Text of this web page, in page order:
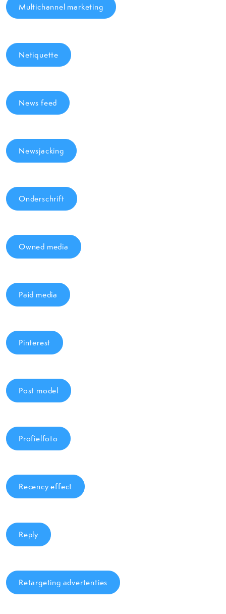
Multichannel marketing
Netiquette
News feed
Newsjacking
Onderschrift
Owned media
Paid media
Pinterest
Post model
Profielfoto
Recency effect
Reply
Retargeting advertenties